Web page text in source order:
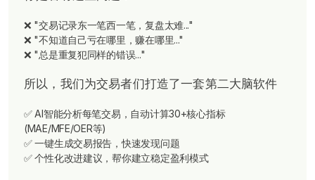
❌ "交易记录东一笔西一笔，复盘太难..."
❌ "不知道自己亏在哪里，赚在哪里..."
❌ "总是重复犯同样的错误..."
所以，我们为交易者们打造了一套第二大脑软件
✅ AI智能分析每笔交易，自动计算30+核心指标
(MAE/MFE/OER等)
✅ 一键生成交易报告，快速发现问题
✅ 个性化改进建议，帮你建立稳定盈利模式